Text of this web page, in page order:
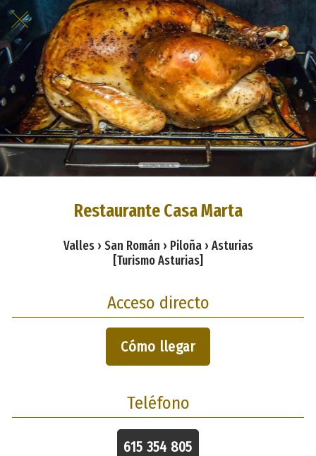
Restaurante Casa Marta
Valles › San Román › Piloña › Asturias
[Turismo Asturias]
Acceso directo
Cómo llegar
Teléfono
615 354 805